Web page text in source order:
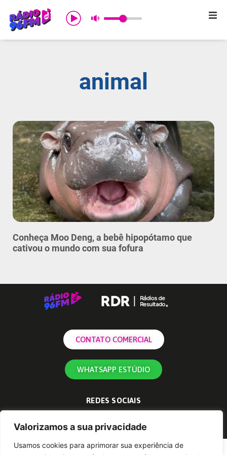
Valorizamos a sua privacidade
Usamos cookies para aprimorar sua experiência de
Início
Promoções
Notícias
Comercial
Contato
animal
Conheça Moo Deng, a bebê hipopótamo que
cativou o mundo com sua fofura
CONTATO COMERCIAL
WHATSAPP ESTÚDIO
REDES SOCIAIS